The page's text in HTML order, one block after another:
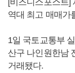
[비즈니스포스트]
역대 최고 매매가
1일 국토교통부
산구 나인원한남
거래됐다.